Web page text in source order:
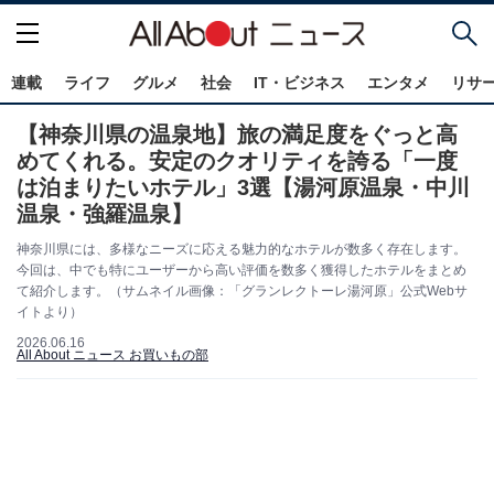
連載 ライフ グルメ 社会 IT・ビジネス エンタメ リサ
【神奈川県の温泉地】旅の満足度をぐっと高
めてくれる。安定のクオリティを誇る「一度
は泊まりたいホテル」3選【湯河原温泉・中川
温泉・強羅温泉】
神奈川県には、多様なニーズに応える魅力的なホテルが数多く存在します。
今回は、中でも特にユーザーから高い評価を数多く獲得したホテルをまとめ
て紹介します。（サムネイル画像：「グランレクトーレ湯河原」公式Webサ
イトより）
2026.06.16
All About ニュース お買いもの部